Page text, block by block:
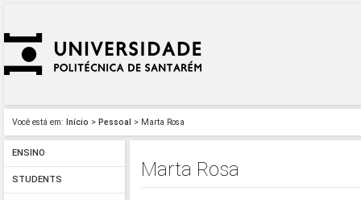
Você está em: Início > Pessoal > Marta Rosa
ENSINO
STUDENTS Marta Rosa